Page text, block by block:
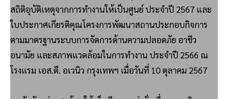
สถิติอุบัติเหตุจากการทำงานให้เป็นศูนย์ ประจำปี 2567 และ
ใบประกาศเกียรติคุณโครงการพัฒนาสถานประกอบกิจการ
ตามมาตรฐานระบบการจัดการด้านความปลอดภัย อาชีว
อนามัย และสภาพแวดล้อมในการทำงาน ประจำปี 2566 ณ
โรงแรม เอส.ดี. อเวนิว กรุงเทพฯ เมื่อวันที่ 10 ตุลาคม 2567